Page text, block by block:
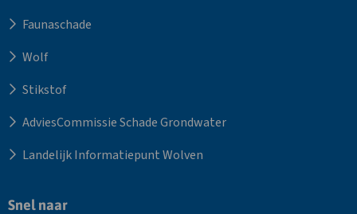
Faunaschade
Wolf
Stikstof
AdviesCommissie Schade Grondwater
Landelijk Informatiepunt Wolven
Snel naar